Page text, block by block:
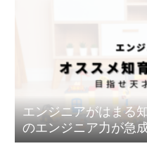
エンジニアがはまる
のエンジニア力が急